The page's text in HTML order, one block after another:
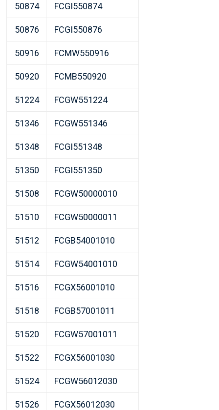
50874 FCGI550874
50876 FCGI550876
50916 FCMW550916
50920 FCMB550920
51224 FCGW551224
51346 FCGW551346
51348 FCGI551348
51350 FCGI551350
51508 FCGW50000010
51510 FCGW50000011
51512 FCGB54001010
51514 FCGW54001010
51516 FCGX56001010
51518 FCGB57001011
51520 FCGW57001011
51522 FCGX56001030
51524 FCGW56012030
51526 FCGX56012030